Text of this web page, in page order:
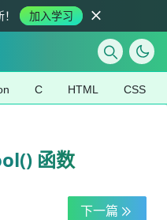
加入学习
C HTML CSS
函数
下一篇